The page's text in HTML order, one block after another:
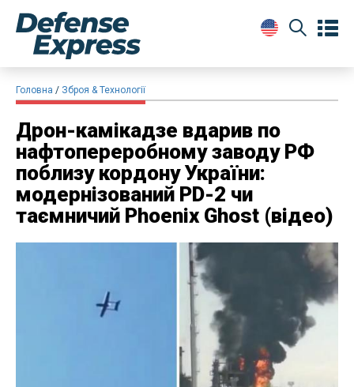
Головна Зброя & Технології
Дрон-камікадзе вдарив по
нафтопереробному заводу РФ
поблизу кордону України:
модернізований PD-2 чи
таємничий Phoenix Ghost (відео)